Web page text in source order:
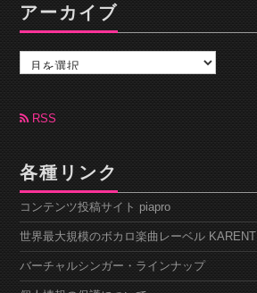
アーカイブ
カ
ブ RSS
各種リンク
コンテンツ投稿サイト piapro
世界最大規模のボカロ楽曲レーベル KARENT
バーチャルシンガー・ラインナップ